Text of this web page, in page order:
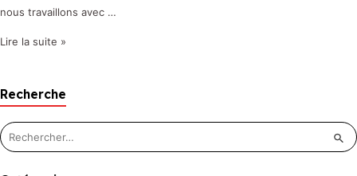
nous travaillons avec …
Lire la suite »
Recherche